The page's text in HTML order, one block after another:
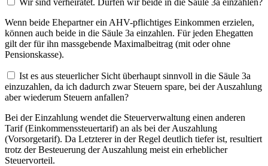
Wenn beide Ehepartner ein AHV-pflichtiges Einkommen erzielen,
können auch beide in die Säule 3a einzahlen. Für jeden Ehegatten
gilt der für ihn massgebende Maximalbeitrag (mit oder ohne
Pensionskasse).
Ist es aus steuerlicher Sicht überhaupt sinnvoll in die Säule 3a
einzuzahlen, da ich dadurch zwar Steuern spare, bei der Auszahlung
aber wiederum Steuern anfallen?
Bei der Einzahlung wendet die Steuerverwaltung einen anderen
Tarif (Einkommenssteuertarif) an als bei der Auszahlung
(Vorsorgetarif). Da Letzterer in der Regel deutlich tiefer ist, resultiert
trotz der Besteuerung der Auszahlung meist ein erheblicher
Steuervorteil.